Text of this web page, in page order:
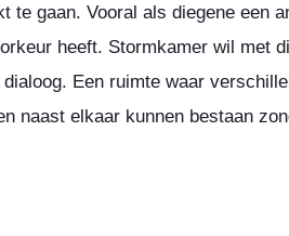
te gaan. Vooral als diegene een
heeft. Stormkamer wil met
Een ruimte waar
naast elkaar kunnen bestaan